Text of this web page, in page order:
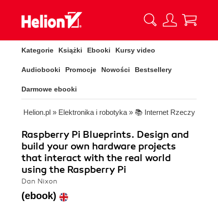
Kategorie Książki Ebooki Kursy video
Audiobooki Promocje Nowości Bestsellery
Darmowe ebooki
Helion.pl » Elektronika i robotyka » 📚 Internet Rzeczy
Raspberry Pi Blueprints. Design and
build your own hardware projects
that interact with the real world
using the Raspberry Pi
Dan Nixon
(ebook)